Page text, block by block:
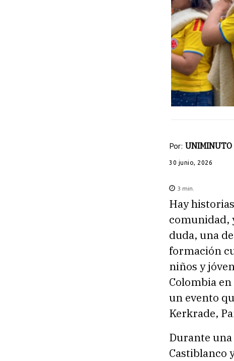
Por:
30 junio, 2026
3 min.
Hay
comunidad,
duda, una
formación
niños y
Colombia
un evento
Kerkrade,
Durante
Castiblanco